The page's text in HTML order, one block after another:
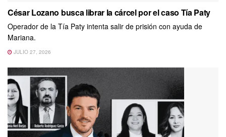
César Lozano busca librar la cárcel por el caso Tía Paty
Operador de la Tía Paty intenta salir de prisión con ayuda de
Mariana.
JULIO 27, 2026